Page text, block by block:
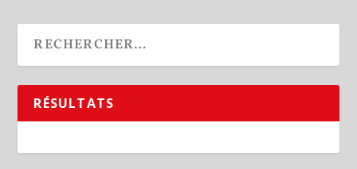
RÉSULTATS